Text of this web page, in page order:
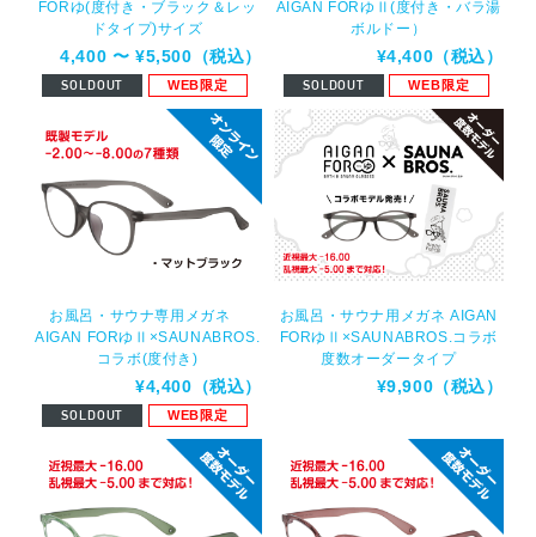
FORゆ(度付き・ブラック＆レッ
ドタイプ)サイズ
4,400 〜 ¥5,500（税込）
SOLDOUT WEB限定
AIGAN FORゆⅡ(度付き・バラ湯
ボルドー）
¥4,400（税込）
SOLDOUT WEB限定
お風呂・サウナ専用メガネ
AIGAN FORゆⅡ×SAUNABROS.
コラボ(度付き)
¥4,400（税込）
SOLDOUT WEB限定
お風呂・サウナ用メガネ AIGAN
FORゆⅡ×SAUNABROS.コラボ
度数オーダータイプ
¥9,900（税込）